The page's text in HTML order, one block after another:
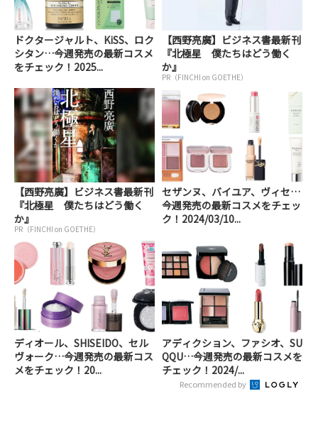
ドクタージャルト、KiSS、ロク
シタン…今週発売の最新コスメ
をチェック！2025...
【西野亮廣】ビジネス書最新刊
『北極星 僕たちはどう働く
か』
PR（FINCHI on GOETHE）
【西野亮廣】ビジネス書最新刊
『北極星 僕たちはどう働く
か』
PR（FINCHI on GOETHE）
セザンヌ、バイユア、ヴィセ…
今週発売の最新コスメをチェッ
ク！2024/03/10...
ディオール、SHISEIDO、セル
ヴォーク…今週発売の最新コス
メをチェック！20...
アディクション、ファシオ、SU
QQU…今週発売の最新コスメを
チェック！2024/...
Recommended by